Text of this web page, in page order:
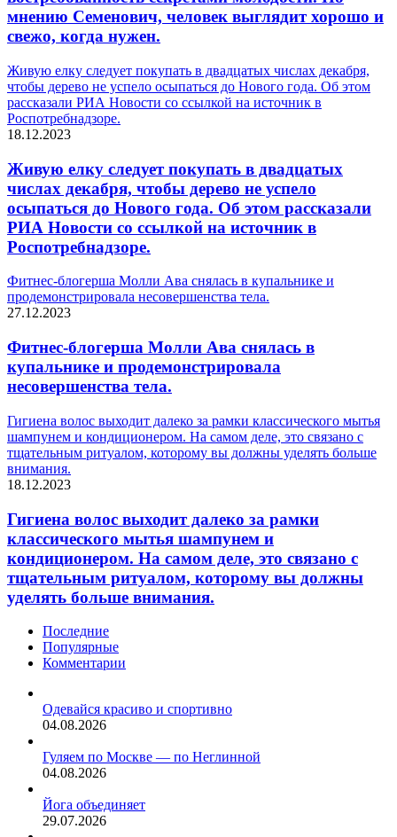
мнению Семенович, человек выглядит хорошо и
свежо, когда нужен.
Живую елку следует покупать в двадцатых числах декабря,
чтобы дерево не успело осыпаться до Нового года. Об этом
рассказали РИА Новости со ссылкой на источник в
Роспотребнадзоре.
18.12.2023
Живую елку следует покупать в двадцатых
числах декабря, чтобы дерево не успело
осыпаться до Нового года. Об этом рассказали
РИА Новости со ссылкой на источник в
Роспотребнадзоре.
Фитнес-блогерша Молли Ава снялась в купальнике и
продемонстрировала несовершенства тела.
27.12.2023
Фитнес-блогерша Молли Ава снялась в
купальнике и продемонстрировала
несовершенства тела.
Гигиена волос выходит далеко за рамки классического мытья
шампунем и кондиционером. На самом деле, это связано с
тщательным ритуалом, которому вы должны уделять больше
внимания.
18.12.2023
Гигиена волос выходит далеко за рамки
классического мытья шампунем и
кондиционером. На самом деле, это связано с
тщательным ритуалом, которому вы должны
уделять больше внимания.
Последние
Популярные
Комментарии
Одевайся красиво и спортивно
04.08.2026
Гуляем по Москве — по Неглинной
04.08.2026
Йога объединяет
29.07.2026